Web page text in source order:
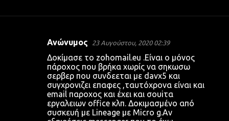
Ανώνυμος 23 Αυγούστου, 2020 02:39
Δοκίμασε το zohomail.eu .Είναι ο μόνος
πάροχος που βρήκα χωρίς να σηκωσω
σερβερ που συνδεεται με davx5 και
συγχρονιζει επαφες ,ταυτόχρονα είναι και
email παροχος και έχει και σουiτα
εργαλειων office κλπ. Δοκιμασμένο από
συσκευή με Lineage με Micro g.Αν